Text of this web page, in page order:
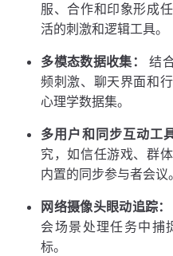
服、合作和印象形成
活的刺激和逻辑工具。
多模态数据收集：
结
频刺激、聊天界面和
心理学数据集。
多用户和同步互动工具
究，如信任游戏、群
内置的同步参与者会议。
网络摄像头眼动追踪：
会场景处理任务中捕
标。